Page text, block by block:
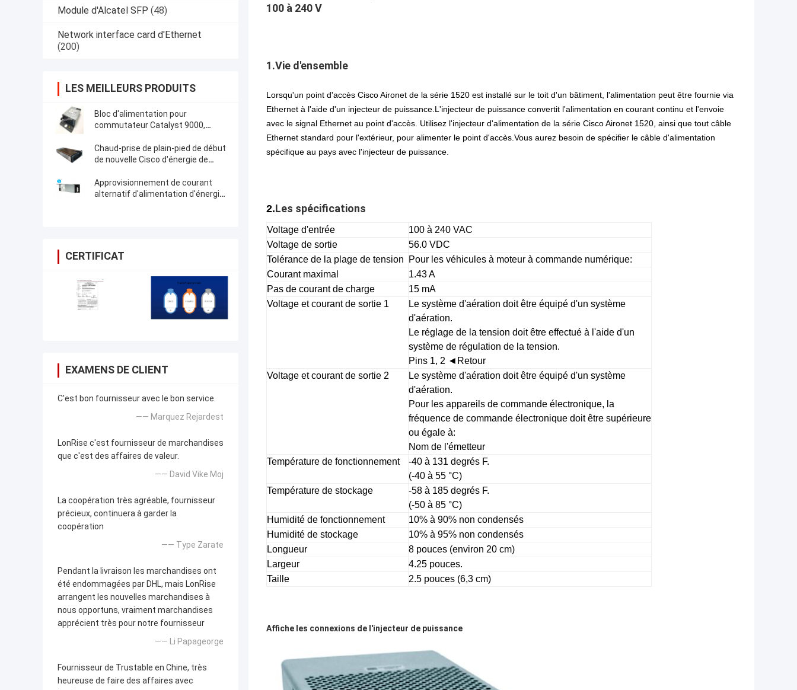
Module d'Alcatel SFP (48)
Network interface card d'Ethernet
(200)
LES MEILLEURS PRODUITS
Bloc d'alimentation pour
commutateur Catalyst 9000,
Chaud-prise de plain-pied de début
de nouvelle Cisco d'énergie de
puissance élevée
Approvisionnement de courant
alternatif d'alimentation d'énergie
CERTIFICAT
EXAMENS DE CLIENT
C'est bon fournisseur avec le bon service.
—— Marquez Rejardest
LonRise c'est fournisseur de marchandises
que c'est des affaires de valeur.
—— David Vike Moj
La coopération très agréable, fournisseur
précieux, continuera à garder la
coopération
—— Type Zarate
Pendant la livraison les marchandises ont
été endommagées par DHL, mais LonRise
arrangent les nouvelles marchandises à
nous opportuns, vraiment marchandises
apprécient très pour notre fournisseur
—— Li Papageorge
Fournisseur de Trustable en Chine, très
heureuse de faire des affaires avec
100 à 240 V
1.Vie d'ensemble
Lorsqu'un point d'accès Cisco Aironet de la série 1520 est installé sur le toit d'un bâtiment, l'alimentation peut être fournie via
Ethernet à l'aide d'un injecteur de puissance.L'injecteur de puissance convertit l'alimentation en courant continu et l'envoie
avec le signal Ethernet au point d'accès. Utilisez l'injecteur d'alimentation de la série Cisco Aironet 1520, ainsi que tout câble
Ethernet standard pour l'extérieur, pour alimenter le point d'accès.Vous aurez besoin de spécifier le câble d'alimentation
spécifique au pays avec l'injecteur de puissance.
2.Les spécifications
Voltage d'entrée
100 à 240 VAC
Voltage de sortie
56.0 VDC
Tolérance de la plage de tension
Pour les véhicules à moteur à commande numérique:
Courant maximal
1.43 A
Pas de courant de charge
15 mA
Voltage et courant de sortie 1
Le système d'aération doit être équipé d'un système
d'aération.
Le réglage de la tension doit être effectué à l'aide d'un
système de régulation de la tension.
Pins 1, 2 ◄Retour
Voltage et courant de sortie 2
Le système d'aération doit être équipé d'un système
d'aération.
Pour les appareils de commande électronique, la
fréquence de commande électronique doit être supérieure
ou égale à:
Nom de l'émetteur
Température de fonctionnement
-40 à 131 degrés F.
(-40 à 55 °C)
Température de stockage
-58 à 185 degrés F.
(-50 à 85 °C)
Humidité de fonctionnement
10% à 90% non condensés
Humidité de stockage
10% à 95% non condensés
Longueur
8 pouces (environ 20 cm)
Largeur
4.25 pouces.
Taille
2.5 pouces (6,3 cm)
Affiche les connexions de l'injecteur de puissance